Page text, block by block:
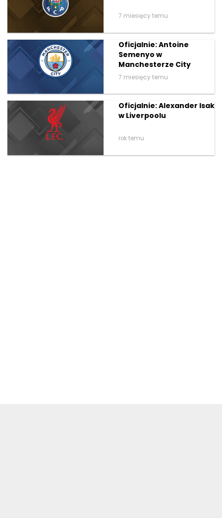
7 miesięcy temu
Oficjalnie: Antoine
Semenyo w
Manchesterze City
7 miesięcy temu
Oficjalnie: Alexander Isak
w Liverpoolu
rok temu